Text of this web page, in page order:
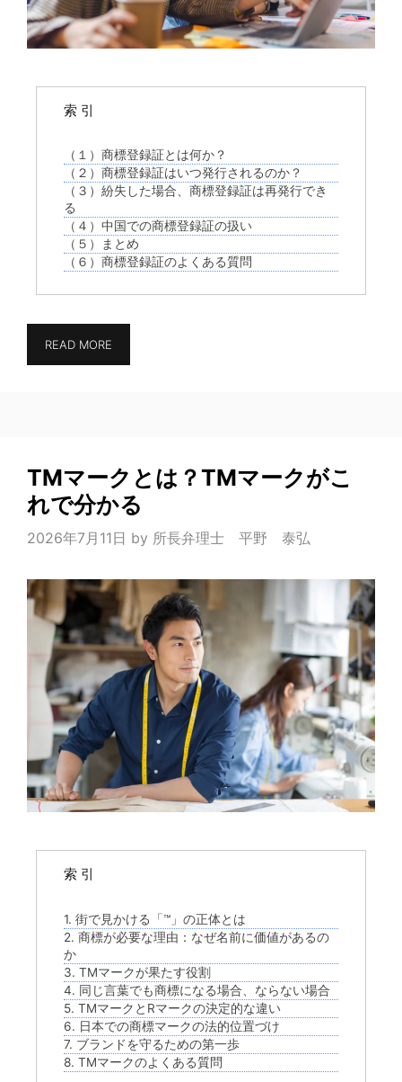
索 引
（１）商標登録証とは何か？
（２）商標登録証はいつ発行されるのか？
（３）紛失した場合、商標登録証は再発行でき
る
（４）中国での商標登録証の扱い
（５）まとめ
（６）商標登録証のよくある質問
READ MORE
TMマークとは？TMマークがこ
れで分かる
2026年7月11日 by 所長弁理士 平野 泰弘
索 引
1. 街で見かける「™」の正体とは
2. 商標が必要な理由：なぜ名前に価値があるの
か
3. TMマークが果たす役割
4. 同じ言葉でも商標になる場合、ならない場合
5. TMマークとRマークの決定的な違い
6. 日本での商標マークの法的位置づけ
7. ブランドを守るための第一歩
8. TMマークのよくある質問